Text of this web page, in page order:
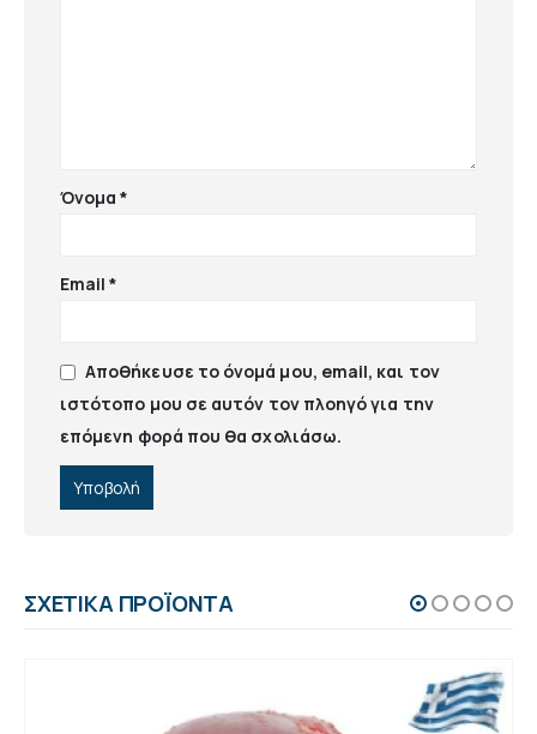
Όνομα*
Email*
Αποθήκευσε το όνομά μου, email, και τον
ιστότοπο μου σε αυτόν τον πλοηγό για την
επόμενη φορά που θα σχολιάσω.
ΣΧΕΤΙΚΆ ΠΡΟΪΌΝΤΑ